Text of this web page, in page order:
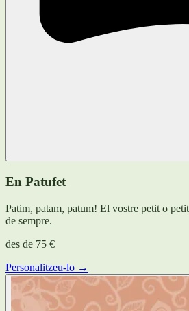
En Patufet
Patim, patam, patum! El vostre petit o
de sempre.
des de 75 €
Personalitzeu-lo →